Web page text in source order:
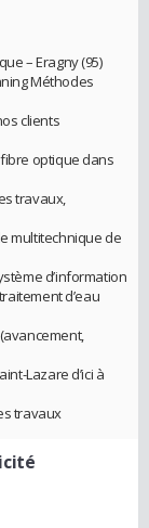
– Eragny (95)
Méthodes
clients
optique dans
travaux,
multitechnique de
d’information
d’eau
Lazare d’ici à
travaux